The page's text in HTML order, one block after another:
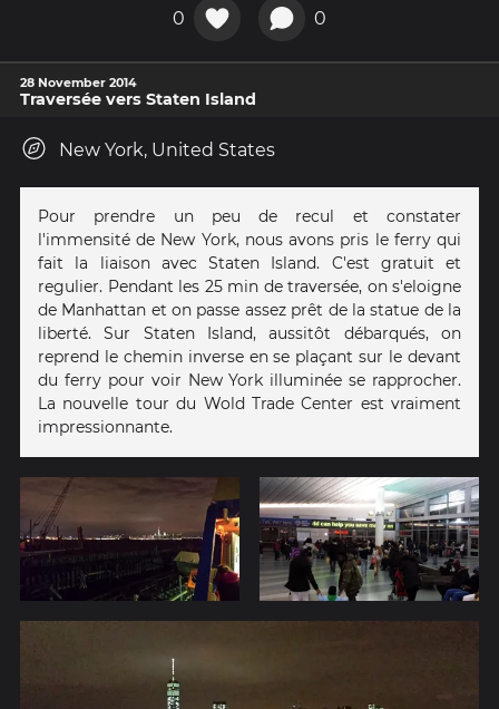
0 0
28 November 2014
Traversée vers Staten Island
New York, United States
Pour prendre un peu de recul et constater
l'immensité de New York, nous avons pris le ferry qui
fait la liaison avec Staten Island. C'est gratuit et
regulier. Pendant les 25 min de traversée, on s'eloigne
de Manhattan et on passe assez prêt de la statue de la
liberté. Sur Staten Island, aussitôt débarqués, on
reprend le chemin inverse en se plaçant sur le devant
du ferry pour voir New York illuminée se rapprocher.
La nouvelle tour du Wold Trade Center est vraiment
impressionnante.